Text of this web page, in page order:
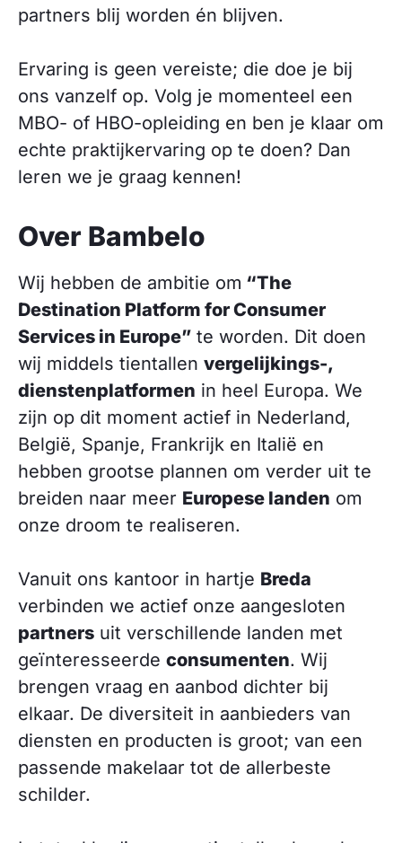
partners blij worden én blijven.
Ervaring is geen vereiste; die doe je bij
ons vanzelf op. Volg je momenteel een
MBO- of HBO-opleiding en ben je klaar om
echte praktijkervaring op te doen? Dan
leren we je graag kennen!
Over Bambelo
Wij hebben de ambitie om “The
Destination Platform for Consumer
Services in Europe” te worden. Dit doen
wij middels tientallen vergelijkings-,
dienstenplatformen in heel Europa. We
zijn op dit moment actief in Nederland,
België, Spanje, Frankrijk en Italië en
hebben grootse plannen om verder uit te
breiden naar meer Europese landen om
onze droom te realiseren.
Vanuit ons kantoor in hartje Breda
verbinden we actief onze aangesloten
partners uit verschillende landen met
geïnteresseerde consumenten. Wij
brengen vraag en aanbod dichter bij
elkaar. De diversiteit in aanbieders van
diensten en producten is groot; van een
passende makelaar tot de allerbeste
schilder.